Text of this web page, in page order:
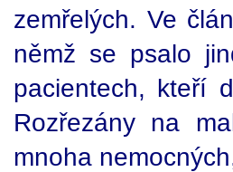
zemřelých. Ve
němž se psalo
pacientech, kteří
Rozřezány na
mnoha